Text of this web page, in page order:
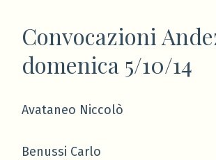
Convocazioni
domenica 5/10/14
Avataneo Niccolò
Benussi Carlo